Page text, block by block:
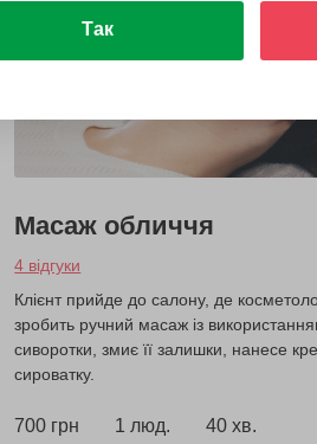
Масаж обличчя
4 відгуки
Клієнт прийде до салону, де
зробить ручний масаж із
сиворотки, змиє її залишки, нанесе
сироватку.
700 грн 1 люд. 40 хв.
Так